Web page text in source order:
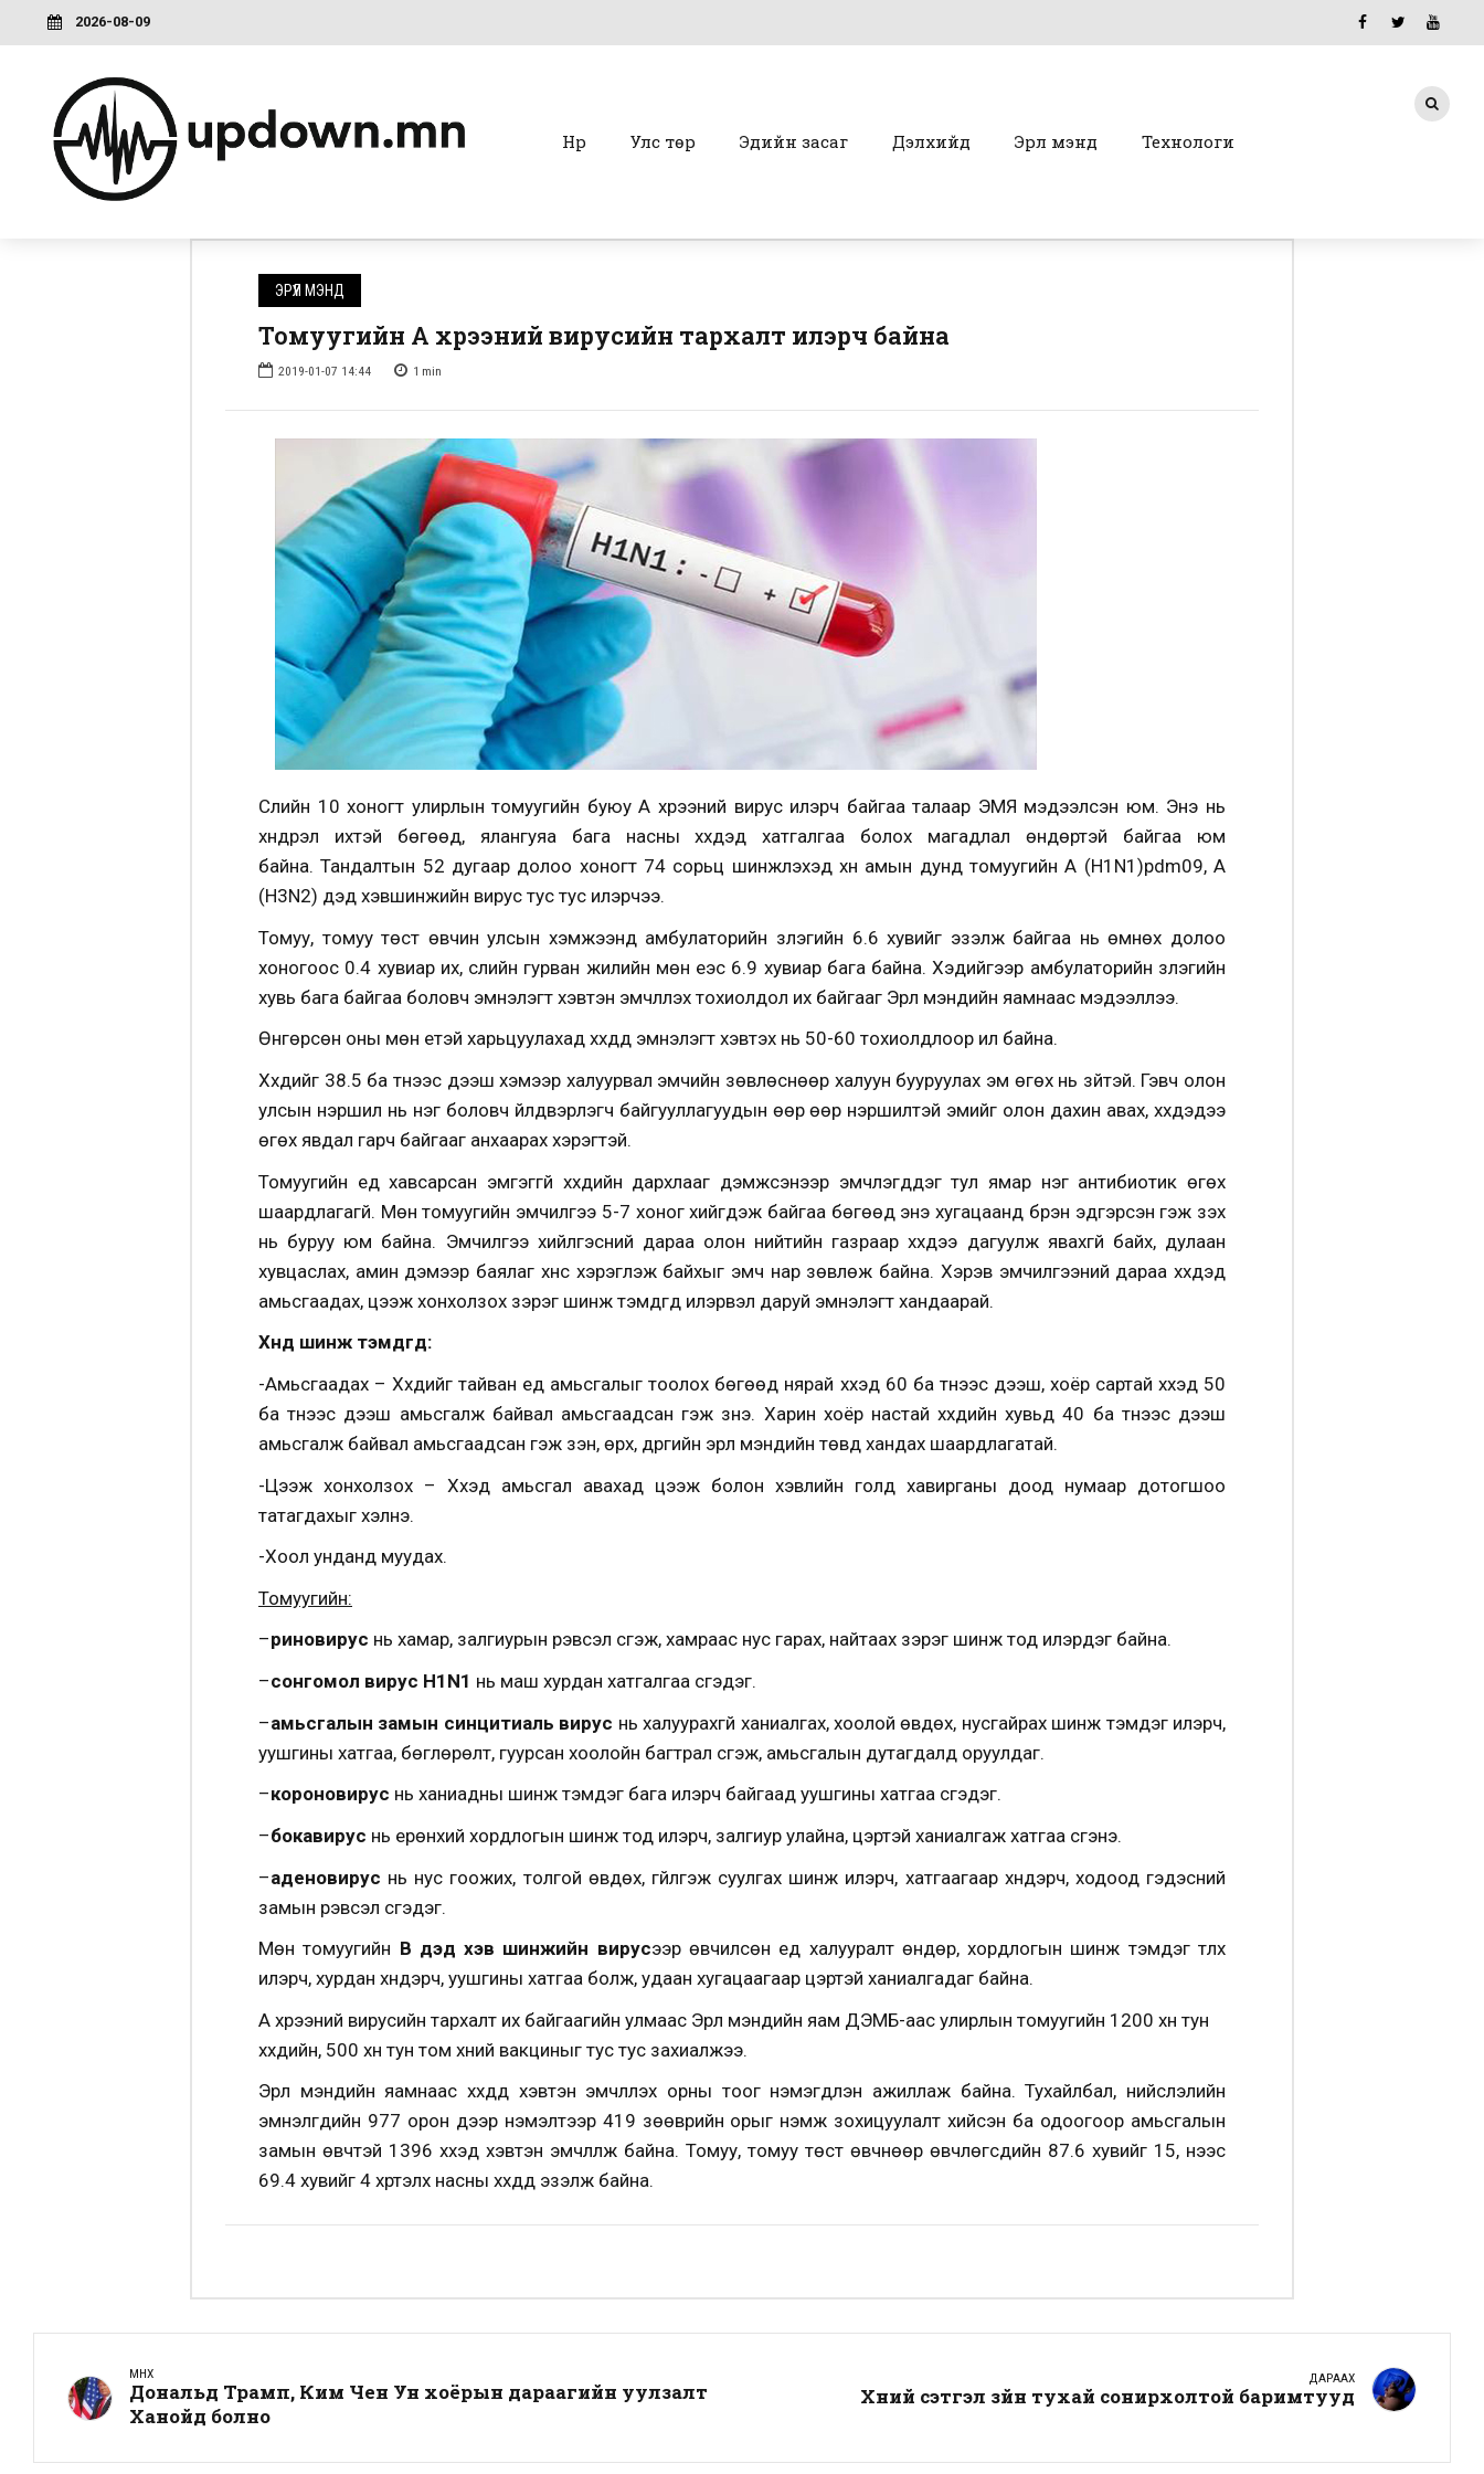
2026-08-09
Нүүр Улс төр Эдийн засаг Дэлхийд Эрүүл мэнд Технологи
ЭРҮҮЛ МЭНД
Томуугийн A хүрээний вирусийн тархалт илэрч байна
2019-01-07 14:44 1 min
Сүүлийн 10 хоногт улирлын томуугийн буюу А хүрээний вирус илэрч байгаа талаар ЭМЯ мэдээлсэн юм. Энэ нь
хүндрэл ихтэй бөгөөд, ялангуяа бага насны хүүхдэд хатгалгаа болох магадлал өндөртэй байгаа юм
байна. Тандалтын 52 дугаар долоо хоногт 74 сорьц шинжлэхэд хүн амын дунд томуугийн A (H1N1)pdm09, A
(H3N2) дэд хэвшинжийн вирус тус тус илэрчээ.
Томуу, томуу төст өвчин улсын хэмжээнд амбулаторийн үзлэгийн 6.6 хувийг эзэлж байгаа нь өмнөх долоо
хоногоос 0.4 хувиар их, сүүлийн гурван жилийн мөн үеэс 6.9 хувиар бага байна. Хэдийгээр амбулаторийн үзлэгийн
хувь бага байгаа боловч эмнэлэгт хэвтэн эмчлүүлэх тохиолдол их байгааг Эрүүл мэндийн яамнаас мэдээллээ.
Өнгөрсөн оны мөн үетэй харьцуулахад хүүхдүүд эмнэлэгт хэвтэх нь 50-60 тохиолдлоор илүү байна.
Хүүхдийг 38.5 ба түүнээс дээш хэмээр халуурвал эмчийн зөвлөснөөр халуун бууруулах эм өгөх нь зүйтэй. Гэвч олон
улсын нэршил нь нэг боловч үйлдвэрлэгч байгууллагуудын өөр өөр нэршилтэй эмийг олон дахин авах, хүүхдэдээ
өгөх явдал гарч байгааг анхаарах хэрэгтэй.
Томуугийн үед хавсарсан эмгэггүй хүүхдийн дархлааг дэмжсэнээр эмчлэгддэг тул ямар нэг антибиотик өгөх
шаардлагагүй. Мөн томуугийн эмчилгээ 5-7 хоног хийгдэж байгаа бөгөөд энэ хугацаанд бүрэн эдгэрсэн гэж үзэх
нь буруу юм байна. Эмчилгээ хийлгэсний дараа олон нийтийн газраар хүүхдээ дагуулж явахгүй байх, дулаан
хувцаслах, амин дэмээр баялаг хүнс хэрэглэж байхыг эмч нар зөвлөж байна. Хэрэв эмчилгээний дараа хүүхдэд
амьсгаадах, цээж хонхолзох зэрэг шинж тэмдгүүд илэрвэл даруй эмнэлэгт хандаарай.
Хүнд шинж тэмдгүүд:
-Амьсгаадах – Хүүхдийг тайван үед амьсгалыг тоолох бөгөөд нярай хүүхэд 60 ба түүнээс дээш, хоёр сартай хүүхэд 50
ба түүнээс дээш амьсгалж байвал амьсгаадсан гэж үзнэ. Харин хоёр настай хүүхдийн хувьд 40 ба түүнээс дээш
амьсгалж байвал амьсгаадсан гэж үзэн, өрх, дүүргийн эрүүл мэндийн төвд хандах шаардлагатай.
-Цээж хонхолзох – Хүүхэд амьсгал авахад цээж болон хэвлийн голд хавирганы доод нумаар дотогшоо
татагдахыг хэлнэ.
-Хоол унданд муудах.
Томуугийн:
–риновирус нь хамар, залгиурын үрэвсэл үүсгэж, хамраас нус гарах, найтаах зэрэг шинж тод илэрдэг байна.
–сонгомол вирус H1N1 нь маш хурдан хатгалгаа үүсгэдэг.
–амьсгалын замын синцитиаль вирус нь халуурахгүй ханиалгах, хоолой өвдөх, нусгайрах шинж тэмдэг илэрч,
уушгины хатгаа, бөглөрөлт, гуурсан хоолойн багтрал үүсгэж, амьсгалын дутагдалд оруулдаг.
–короновирус нь ханиадны шинж тэмдэг бага илэрч байгаад уушгины хатгаа үүсгэдэг.
–бокавирус нь ерөнхий хордлогын шинж тод илэрч, залгиур улайна, цэртэй ханиалгаж хатгаа үүсгэнэ.
–аденовирус нь нус гоожих, толгой өвдөх, гүйлгэж суулгах шинж илэрч, хатгаагаар хүндэрч, ходоод гэдэсний
замын үрэвсэл үүсгэдэг.
Мөн томуугийн В дэд хэв шинжийн вирусээр өвчилсөн үед халууралт өндөр, хордлогын шинж тэмдэг түлхүү
илэрч, хурдан хүндэрч, уушгины хатгаа болж, удаан хугацаагаар цэртэй ханиалгадаг байна.
А хүрээний вирусийн тархалт их байгаагийн улмаас Эрүүл мэндийн яам ДЭМБ-аас улирлын томуугийн 1200 хүн тун
хүүхдийн, 500 хүн тун том хүний вакциныг тус тус захиалжээ.
Эрүүл мэндийн яамнаас хүүхдүүд хэвтэн эмчлүүлэх орны тоог нэмэгдүүлэн ажиллаж байна. Тухайлбал, нийслэлийн
эмнэлгүүдийн 977 орон дээр нэмэлтээр 419 зөөврийн орыг нэмж зохицуулалт хийсэн ба одоогоор амьсгалын
замын өвчтэй 1396 хүүхэд хэвтэн эмчлүүлж байна. Томуу, томуу төст өвчнөөр өвчлөгсдийн 87.6 хувийг 15, үүнээс
69.4 хувийг 4 хүртэлх насны хүүхдүүд эзэлж байна.
ӨМНӨХ
Дональд Трамп, Ким Чен Ун хоёрын дараагийн уулзалт
Ханойд болно
ДАРААХ
Хүний сэтгэл зүйн тухай сонирхолтой баримтууд